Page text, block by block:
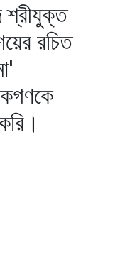
শ্রীযুক্ত
রচিত